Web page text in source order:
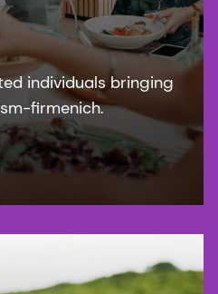
individuals bringing
firmenich.